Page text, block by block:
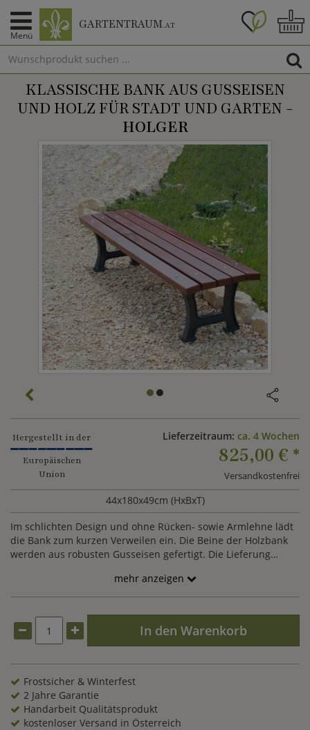
Menü
GARTENTRAUM.AT
KLASSISCHE BANK AUS GUSSEISEN
UND HOLZ FÜR STADT UND GARTEN -
HOLGER
Hergestellt in der
Europäischen
Union
Lieferzeitraum: ca. 4 Wochen
825,00 € *
Versandkostenfrei
44x180x49cm (HxBxT)
Im schlichten Design und ohne Rücken- sowie Armlehne lädt
die Bank zum kurzen Verweilen ein. Die Beine der Holzbank
werden aus robusten Gusseisen gefertigt. Die Lieferung
Aufpreis weitere Farben für die Fertigung wählen. Wenden
Sie sich hierzu gerne an unseren Kundenservice und wir
mehr anzeigen
In den Warenkorb
Frostsicher & Winterfest
2 Jahre Garantie
Handarbeit Qualitätsprodukt
kostenloser Versand in Österreich